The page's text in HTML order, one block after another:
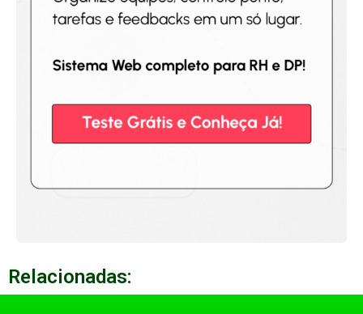
Relacionadas: